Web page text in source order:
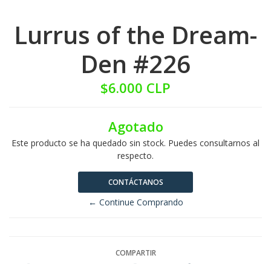
Lurrus of the Dream-
Den #226
$6.000 CLP
Agotado
Este producto se ha quedado sin stock. Puedes consultarnos al
respecto.
CONTÁCTANOS
← Continue Comprando
COMPARTIR